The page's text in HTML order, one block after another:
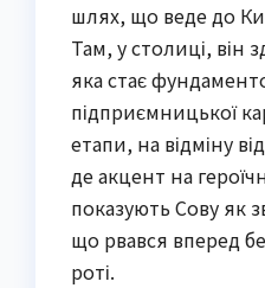
шлях, що веде до
Там, у столиці, він
яка стає
підприємницької
етапи, на відміну
де акцент на
показують Сову як
що рвався вперед
роті.